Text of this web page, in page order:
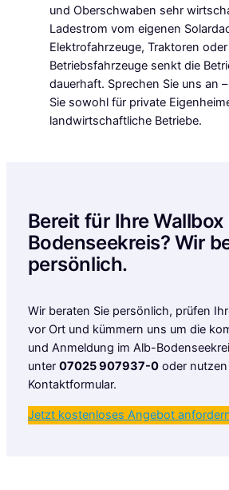
und Oberschwaben sehr
Ladestrom vom eigenen
Elektrofahrzeuge, Traktoren oder
Betriebsfahrzeuge senkt die
dauerhaft. Sprechen Sie uns an
Sie sowohl für private
landwirtschaftliche Betriebe.
Bereit für Ihre
Bodenseekreis? Wir
persönlich.
Wir beraten Sie persönlich, prüfen
vor Ort und kümmern uns um die
und Anmeldung im Alb-
unter 07025 907937-0oder nutzen
Kontaktformular.
Jetzt kostenloses Angebot